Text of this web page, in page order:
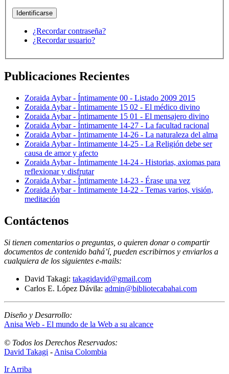
¿Recordar contraseña?
¿Recordar usuario?
Publicaciones Recientes
Zoraida Aybar - Íntimamente 00 - Listado 2009 2015
Zoraida Aybar - Íntimamente 15 02 - El médico divino
Zoraida Aybar - Íntimamente 15 01 - El mensajero divino
Zoraida Aybar - Íntimamente 14-27 - La facultad racional
Zoraida Aybar - Íntimamente 14-26 - La naturaleza del alma
Zoraida Aybar - Íntimamente 14-25 - La Religión debe ser
causa de amor y afecto
Zoraida Aybar - Íntimamente 14-24 - Historias, axiomas para
reflexionar y disfrutar
Zoraida Aybar - Íntimamente 14-23 - Érase una vez
Zoraida Aybar - Íntimamente 14-22 - Temas varios, visión,
meditación
Contáctenos
Si tienen comentarios o preguntas, o quieren donar o compartir
documentos de contenido bahá’í, pueden escribirnos y enviarlos a
cualquiera de los siguientes e-mails:
David Takagi: takagidavid@gmail.com
Carlos E. López Dávila: admin@bibliotecabahai.com
Diseño y Desarrollo:
Anisa Web - El mundo de la Web a su alcance
© Todos los Derechos Reservados:
David Takagi - Anisa Colombia
Ir Arriba